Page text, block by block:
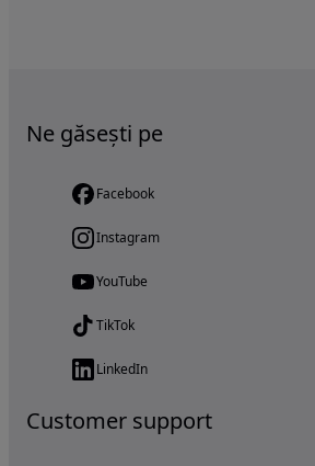
Ne găsești pe
Facebook
Instagram
YouTube
TikTok
LinkedIn
Customer support